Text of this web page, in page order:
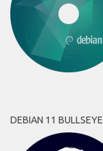
DEBIAN 11 BULLSEYE